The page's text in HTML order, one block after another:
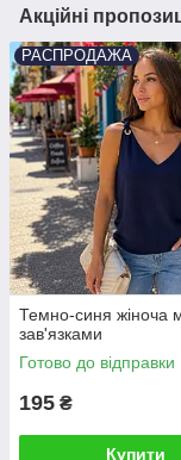
Акційні
РАСПРОДАЖА
Темно-синя жіноча
зав'язками
Готово до відправки
195 ₴
Купити